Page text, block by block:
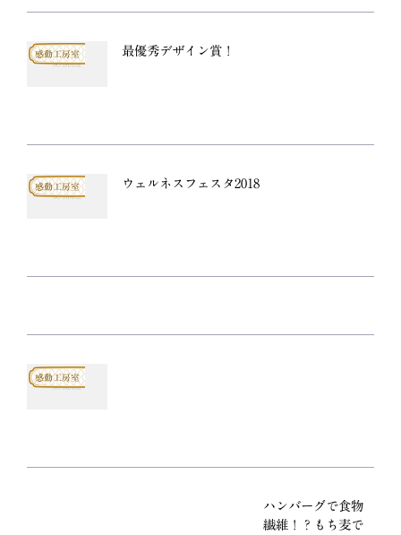
感動工房室 最優秀デザイン賞！
感動工房室 ウェルネスフェスタ2018
感動工房室
ハンバーグで食物
繊維！？もち麦で